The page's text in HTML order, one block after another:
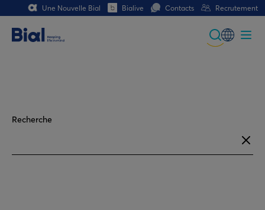
Une Nouvelle Bial Bialive Contacts Recrutement
German
Recherche